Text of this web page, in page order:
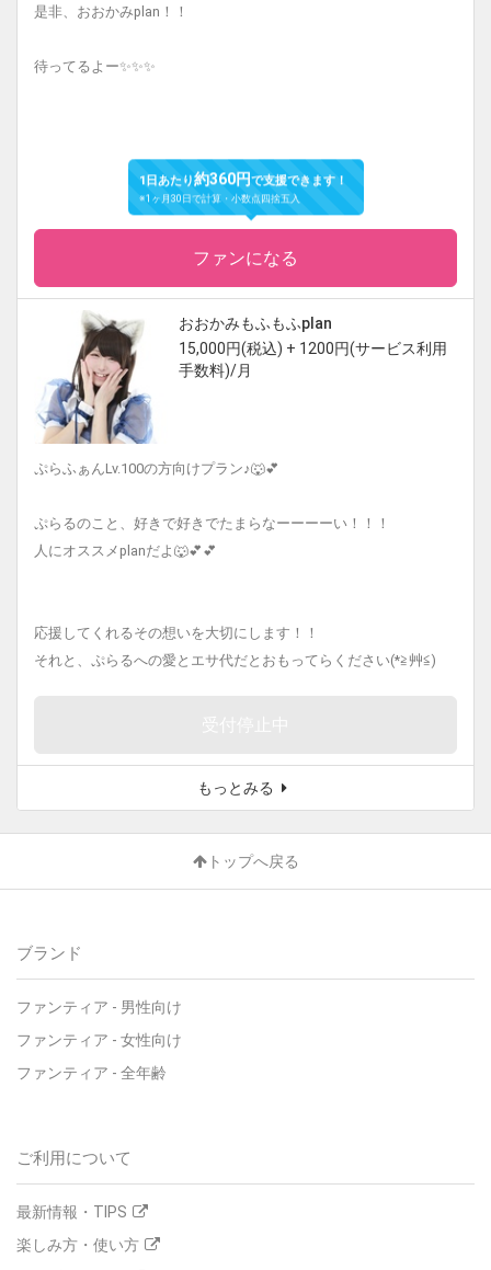
是非、おおかみplan！！
待ってるよー✨✨✨
1日あたり約360円で支援できます！
※1ヶ月30日で計算・小数点四捨五入
ファンになる
おおかみもふもふplan
15,000円(税込) + 1200円(サービス利用
手数料)/月
ぷらふぁんLv.100の方向けプラン♪🐺💕
ぷらるのこと、好きで好きでたまらなーーーーい！！！
人にオススメplanだよ🐺💕💕
応援してくれるその想いを大切にします！！
それと、ぷらるへの愛とエサ代だとおもってらください(*≧艸≦)
もっとみる
トップへ戻る
ブランド
ファンティア - 男性向け
ファンティア - 女性向け
ファンティア - 全年齢
ご利用について
最新情報・TIPS
楽しみ方・使い方